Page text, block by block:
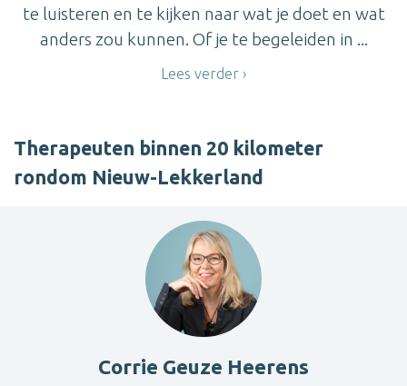
te luisteren en te kijken naar wat je doet en wat
anders zou kunnen. Of je te begeleiden in ...
Lees verder
Therapeuten binnen 20 kilometer
rondom Nieuw-Lekkerland
Corrie Geuze Heerens